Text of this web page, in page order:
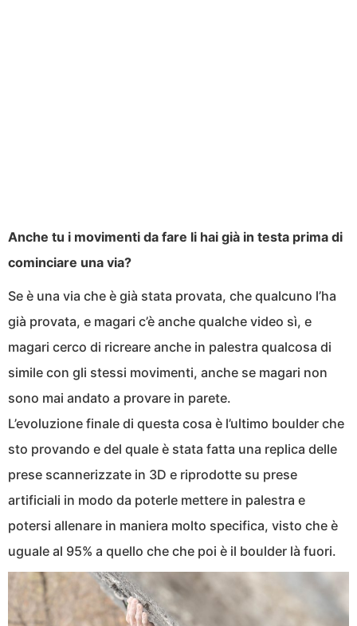
Anche tu i movimenti da fare li hai già in testa prima di
cominciare una via?
Se è una via che è già stata provata, che qualcuno l’ha
già provata, e magari c’è anche qualche video sì, e
magari cerco di ricreare anche in palestra qualcosa di
simile con gli stessi movimenti, anche se magari non
sono mai andato a provare in parete.
L’evoluzione finale di questa cosa è l’ultimo boulder che
sto provando e del quale è stata fatta una replica delle
prese scannerizzate in 3D e riprodotte su prese
artificiali in modo da poterle mettere in palestra e
potersi allenare in maniera molto specifica, visto che è
uguale al 95% a quello che che poi è il boulder là fuori.